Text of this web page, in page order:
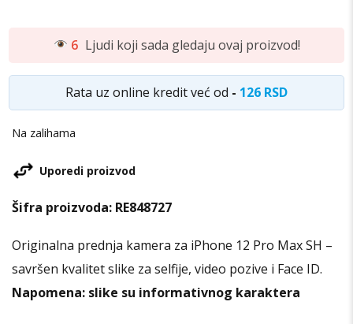
6 Ljudi koji sada gledaju ovaj proizvod!
Rata uz online kredit već od - 126 RSD
Na zalihama
Originalna prednja kamera za iPhone 12 Pro Max SH –
savršen kvalitet slike za selfije, video pozive i Face ID.
Napomena: slike su informativnog karaktera
Uporedi proizvod
Šifra proizvoda: RE848727